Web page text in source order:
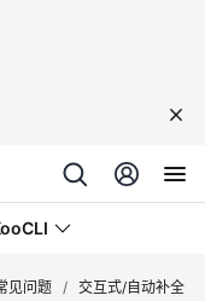
见问题 / 交互式/自动补全